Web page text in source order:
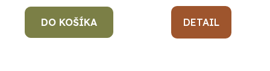
DO KOŠÍKA DETAIL